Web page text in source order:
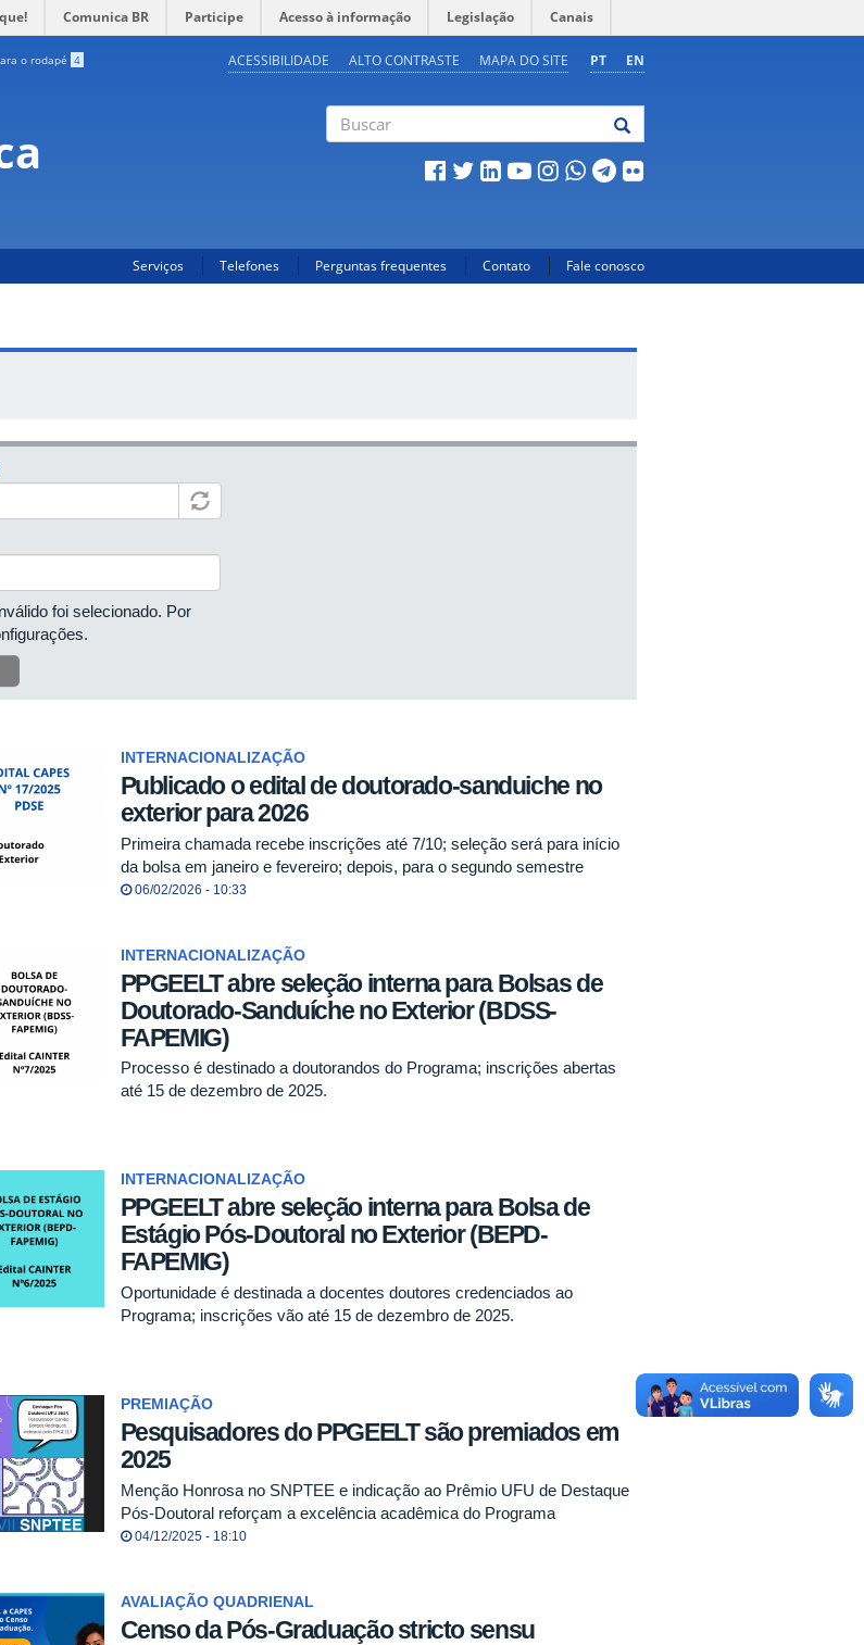
Comunica BR Participe Acesso à informação Legislação Canais
o rodapé 4 PT EN
ACESSIBILIDADE ALTO CONTRASTE MAPA DO SITE
Serviços Telefones Perguntas frequentes Contato Fale conosco
foi selecionado. Por
INTERNACIONALIZAÇÃO
Publicado o edital de doutorado-sanduiche no
exterior para 2026
Primeira chamada recebe inscrições até 7/10; seleção será para início
da bolsa em janeiro e fevereiro; depois, para o segundo semestre
06/02/2026 - 10:33
INTERNACIONALIZAÇÃO
PPGEELT abre seleção interna para Bolsas de
Doutorado-Sanduíche no Exterior (BDSS-
FAPEMIG)
Processo é destinado a doutorandos do Programa; inscrições abertas
até 15 de dezembro de 2025.
INTERNACIONALIZAÇÃO
PPGEELT abre seleção interna para Bolsa de
Estágio Pós-Doutoral no Exterior (BEPD-
FAPEMIG)
Oportunidade é destinada a docentes doutores credenciados ao
Programa; inscrições vão até 15 de dezembro de 2025.
PREMIAÇÃO
Pesquisadores do PPGEELT são premiados em
2025
Menção Honrosa no SNPTEE e indicação ao Prêmio UFU de Destaque
Pós-Doutoral reforçam a excelência acadêmica do Programa
04/12/2025 - 18:10
AVALIAÇÃO QUADRIENAL
Censo da Pós-Graduação stricto sensu